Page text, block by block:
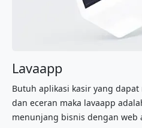
Lavaapp
Butuh aplikasi kasir yang
dan eceran maka lavaapp
menunjang bisnis dengan web